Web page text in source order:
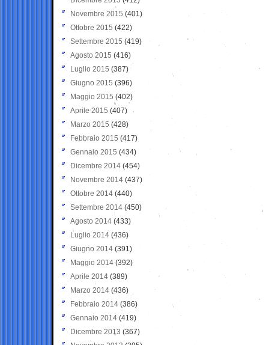
Novembre 2015 (401)
Ottobre 2015 (422)
Settembre 2015 (419)
Agosto 2015 (416)
Luglio 2015 (387)
Giugno 2015 (396)
Maggio 2015 (402)
Aprile 2015 (407)
Marzo 2015 (428)
Febbraio 2015 (417)
Gennaio 2015 (434)
Dicembre 2014 (454)
Novembre 2014 (437)
Ottobre 2014 (440)
Settembre 2014 (450)
Agosto 2014 (433)
Luglio 2014 (436)
Giugno 2014 (391)
Maggio 2014 (392)
Aprile 2014 (389)
Marzo 2014 (436)
Febbraio 2014 (386)
Gennaio 2014 (419)
Dicembre 2013 (367)